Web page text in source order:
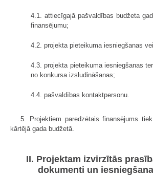
4.1. attiecīgajā pašvaldības budžeta
finansējumu;
4.2. projekta pieteikuma iesniegšanas
4.3. projekta pieteikuma iesniegšanas
no konkursa izsludināšanas;
4.4. pašvaldības kontaktpersonu.
5. Projektiem paredzētais finansējums
kārtējā gada budžetā.
II. Projektam izvirzītās
dokumenti un